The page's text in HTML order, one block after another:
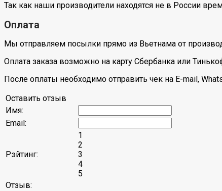
Так как наши производители находятся не в России
Оплата
Мы отправляем посылки прямо из Вьетнама от
Оплата заказа возможно на карту Сбербанка или
После оплаты необходимо отправить чек на E-mail,
Оставить отзыв
Имя:
Email:
Рэйтинг:
1
2
3
4
5
Отзыв: